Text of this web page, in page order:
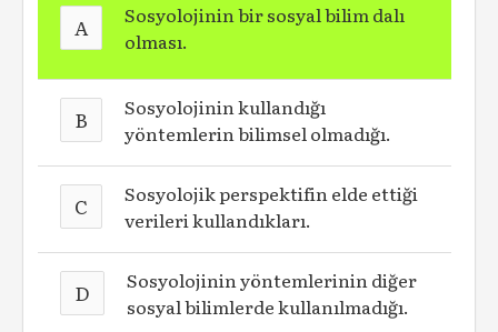
A
Sosyolojinin bir sosyal bilim dalı
olması.
B
Sosyolojinin kullandığı
yöntemlerin bilimsel olmadığı.
C
Sosyolojik perspektifin elde ettiği
verileri kullandıkları.
D
Sosyolojinin yöntemlerinin diğer
sosyal bilimlerde kullanılmadığı.